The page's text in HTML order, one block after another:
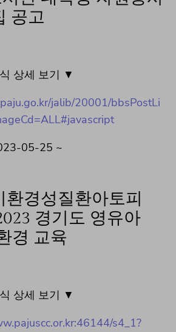
공고
상세 보기 ▼
jalib/20001/bbsPostLi
05-25 ~
환경성질환아토피
경기도 영유아
경 교육
상세 보기 ▼
s4_1?